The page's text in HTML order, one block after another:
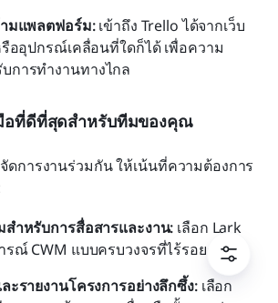
มแพลตฟอร์ม: เข้าถึง Trello ได้จากเว็บ
รืออุปกรณ์เคลื่อนที่ใดก็ได้ เพื่อความ
การทำงานทางไกล
มือที่ดีที่สุดสำหรับทีมของคุณ
ดการงานร่วมกัน ให้เน้นที่ความต้องการ
สำหรับการสื่อสารและงาน: เลือก Lark
รณ์ CWM แบบครบวงจรที่ไร้รอยต่อ
ะรายงานโครงการอย่างลึกซึ้ง: เลือก